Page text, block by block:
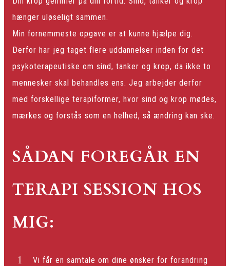
hænger uløseligt sammen.
Min fornemmeste opgave er at kunne hjælpe dig.
Derfor har jeg taget flere uddannelser inden for det
psykoterapeutiske om sind, tanker og krop, da ikke to
mennesker skal behandles ens. Jeg arbejder derfor
med forskellige terapiformer, hvor sind og krop mødes,
mærkes og forstås som en helhed, så ændring kan ske.
SÅDAN FOREGÅR EN
TERAPI SESSION HOS
MIG:
Vi får en samtale om dine ønsker for forandring